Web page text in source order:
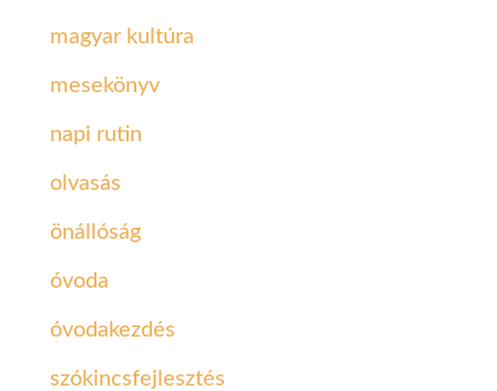
magyar kultúra
mesekönyv
napi rutin
olvasás
önállóság
óvoda
óvodakezdés
szókincsfejlesztés